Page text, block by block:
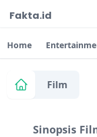
Fakta.id
Home
Film
Sinopsis